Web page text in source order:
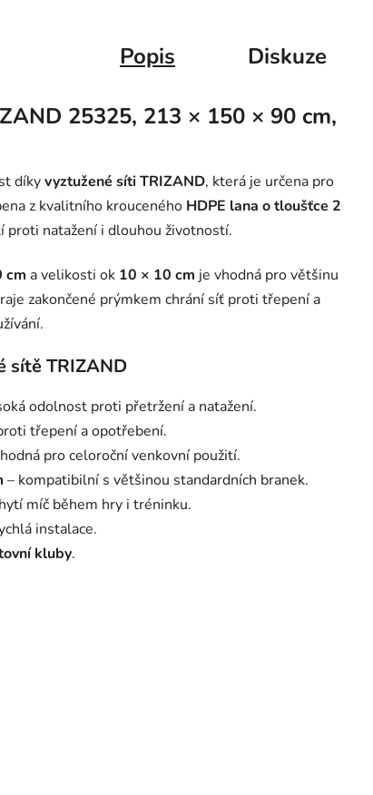
Popis Diskuze
25325, 213 × 150 × 90 cm,
díkyvyztužené síti TRIZAND, která je určena pro
z kvalitního krouceného HDPE lana o tloušťce 2
proti natažení i dlouhou životností.
cm a velikosti ok 10 × 10 cm je vhodná pro většinu
zakončené prýmkem chrání síť proti třepení a
sítě TRIZAND
odolnost proti přetržení a natažení.
třepení a opotřebení.
pro celoroční venkovní použití.
– kompatibilní s většinou standardních branek.
míč během hry i tréninku.
instalace.
kluby.